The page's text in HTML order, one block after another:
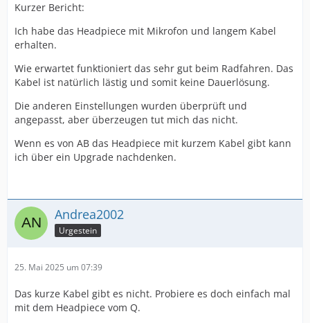
Kurzer Bericht:
Ich habe das Headpiece mit Mikrofon und langem Kabel
erhalten.
Wie erwartet funktioniert das sehr gut beim Radfahren. Das
Kabel ist natürlich lästig und somit keine Dauerlösung.
Die anderen Einstellungen wurden überprüft und
angepasst, aber überzeugen tut mich das nicht.
Wenn es von AB das Headpiece mit kurzem Kabel gibt kann
ich über ein Upgrade nachdenken.
Andrea2002
Urgestein
25. Mai 2025 um 07:39
Das kurze Kabel gibt es nicht. Probiere es doch einfach mal
mit dem Headpiece vom Q.